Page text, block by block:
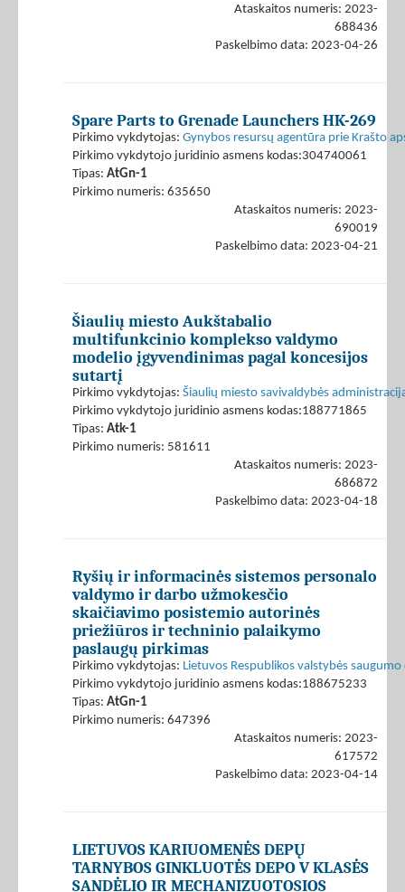
Ataskaitos numeris: 2023-
688436
Paskelbimo data: 2023-04-26
Spare Parts to Grenade Launchers HK-269
Pirkimo vykdytojas: Gynybos resursų agentūra prie Krašto
Pirkimo vykdytojo juridinio asmens kodas:304740061
Tipas: AtGn-1
Pirkimo numeris: 635650
Ataskaitos numeris: 2023-
690019
Paskelbimo data: 2023-04-21
Šiaulių miesto Aukštabalio
multifunkcinio komplekso valdymo
modelio įgyvendinimas pagal koncesijos
sutartį
Pirkimo vykdytojas: Šiaulių miesto savivaldybės
Pirkimo vykdytojo juridinio asmens kodas:188771865
Tipas: Atk-1
Pirkimo numeris: 581611
Ataskaitos numeris: 2023-
686872
Paskelbimo data: 2023-04-18
Ryšių ir informacinės sistemos personalo
valdymo ir darbo užmokesčio
skaičiavimo posistemio autorinės
priežiūros ir techninio palaikymo
paslaugų pirkimas
Pirkimo vykdytojas: Lietuvos Respublikos valstybės
Pirkimo vykdytojo juridinio asmens kodas:188675233
Tipas: AtGn-1
Pirkimo numeris: 647396
Ataskaitos numeris: 2023-
617572
Paskelbimo data: 2023-04-14
LIETUVOS KARIUOMENĖS DEPŲ
TARNYBOS GINKLUOTĖS DEPO V KLASĖS
SANDĖLIO IR MECHANIZUOTOSIOS